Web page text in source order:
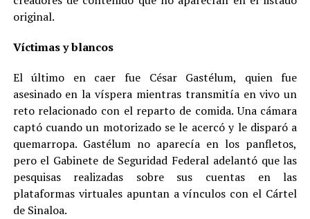
original.
Víctimas y blancos
El último en caer fue César Gastélum, quien fue
asesinado en la víspera mientras transmitía en vivo un
reto relacionado con el reparto de comida. Una cámara
captó cuando un motorizado se le acercó y le disparó a
quemarropa. Gastélum no aparecía en los panfletos,
pero el Gabinete de Seguridad Federal adelantó que las
pesquisas realizadas sobre sus cuentas en las
plataformas virtuales apuntan a vínculos con el Cártel
de Sinaloa.